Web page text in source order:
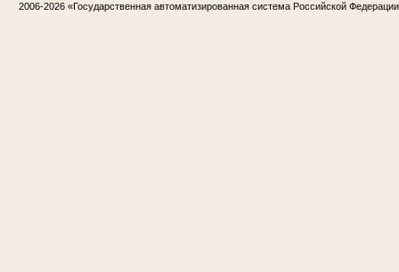
2006-2026 «Государственная автоматизированная система Российской